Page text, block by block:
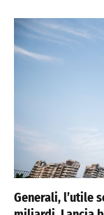
Generali, l’utile